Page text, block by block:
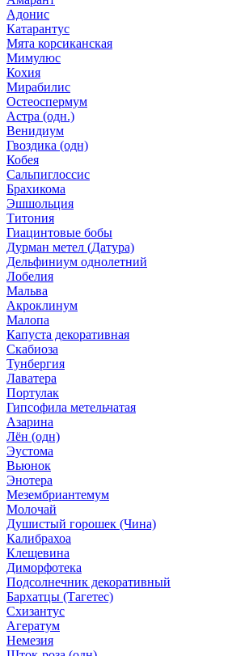
Адонис
Катарантус
Мята корсиканская
Мимулюс
Кохия
Мирабилис
Остеоспермум
Астра (одн.)
Венидиум
Гвоздика (одн)
Кобея
Сальпиглоссис
Брахикома
Эшшольция
Титония
Гиацинтовые бобы
Дурман метел (Датура)
Дельфиниум однолетний
Лобелия
Мальва
Акроклинум
Малопа
Капуста декоративная
Скабиоза
Тунбергия
Лаватера
Портулак
Гипсофила метельчатая
Азарина
Лён (одн)
Эустома
Вьюнок
Энотера
Мезембриантемум
Молочай
Душистый горошек (Чина)
Калибрахоа
Клещевина
Диморфотека
Подсолнечник декоративный
Бархатцы (Тагетес)
Схизантус
Агератум
Немезия